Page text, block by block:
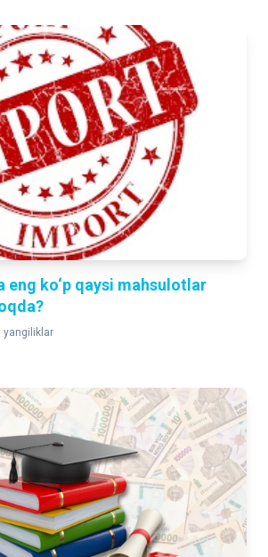
eng ko‘p qaysi mahsulotlar
yangiliklar